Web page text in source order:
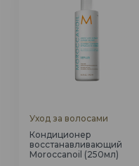
Уход за волосами
Кондиционер
восстанавливающий
Moroccanoil (250мл)